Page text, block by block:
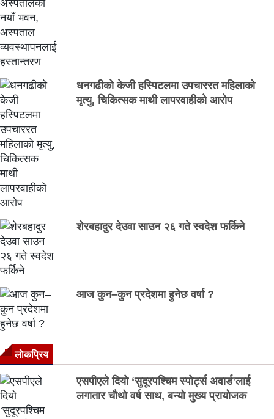
धनगढीको केजी हस्पिटलमा उपचाररत महिलाको
मृत्यु, चिकित्सक माथी लापरवाहीको आरोप
शेरबहादुर देउवा साउन २६ गते स्वदेश फर्किने
आज कुन–कुन प्रदेशमा हुनेछ वर्षा ?
लाेकप्रिय
एसपीएले दियो ‘सुदूरपश्चिम स्पोर्ट्स अवार्ड’लाई
लगातार चौथो वर्ष साथ, बन्यो मुख्य प्रायोजक